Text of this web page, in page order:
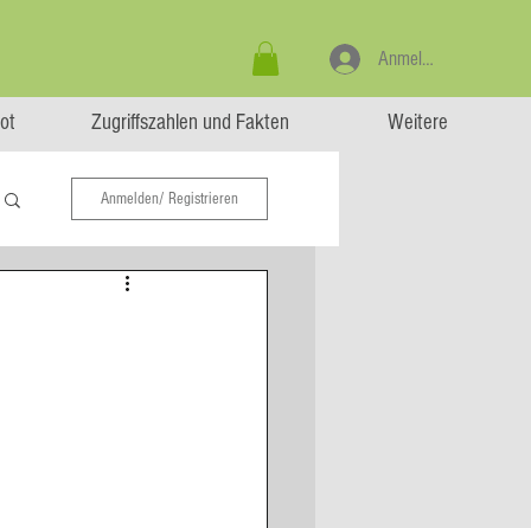
Zugriffszahlen und Fakten Weitere
Anmelden
Anmelden/ Registrieren